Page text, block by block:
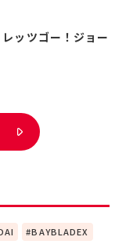
ッツゴー！ジョー
BAYBLADEX